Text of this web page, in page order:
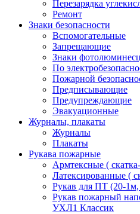
Перезарядка
Ремонт
Знаки безопасности
Вспомогательные
Запрещающие
Знаки
По
Пожарной
Предписывающие
Предупреждающие
Эвакуационные
Журналы, плакаты
Журналы
Плакаты
Рукава пожарные
Армтексные (
Латексированные (
Рукав для ПТ (20-
Рукав пожарный
УХЛ1 Классик